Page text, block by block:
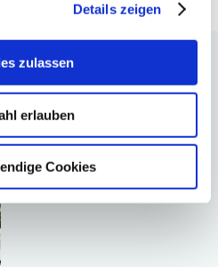
Details zeigen
zulassen
erlauben
Cookies